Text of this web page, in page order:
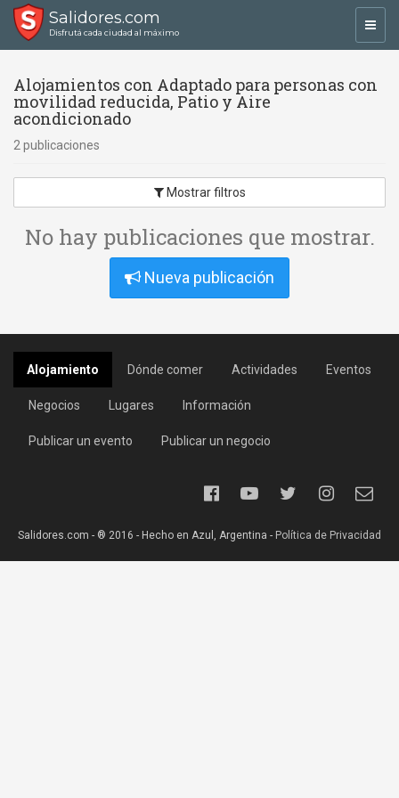
Salidores.com
Disfrutá cada ciudad al máximo
Alojamientos con Adaptado para personas con
movilidad reducida, Patio y Aire
acondicionado
2 publicaciones
Mostrar filtros
No hay publicaciones que mostrar.
Nueva publicación
Alojamiento Dónde comer Actividades Eventos
Negocios Lugares Información
Publicar un evento Publicar un negocio
Salidores.com - ® 2016 - Hecho en Azul, Argentina - Política de Privacidad